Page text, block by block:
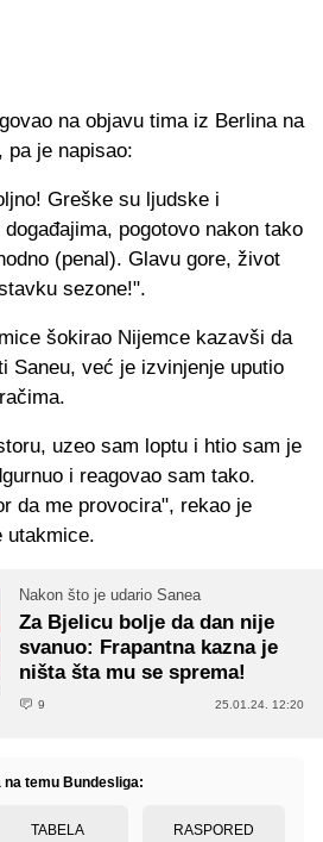
na objavu tima iz Berlina na
pa je napisao:
Greške su ljudske i
pogotovo nakon tako
(penal). Glavu gore, život
sezone!".
šokirao Nijemce kazavši da
Saneu, već je izvinjenje uputio
uzeo sam loptu i htio sam je
i reagovao sam tako.
da me provocira", rekao je
utakmice.
Nakon što je udario Sanea
Za Bjelicu bolje da dan nije
svanuo: Frapantna kazna je
ništa šta mu se sprema!
9 25.01.24. 12:20
temu Bundesliga:
TABELA RASPORED